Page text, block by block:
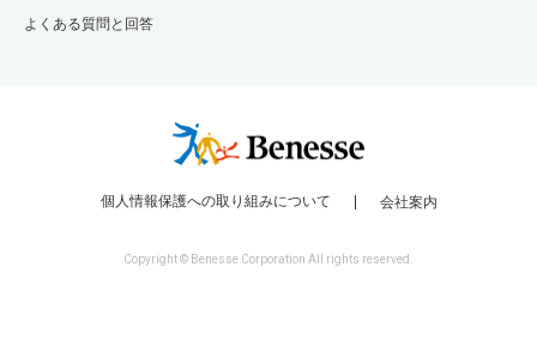
よくある質問と回答
個人情報保護への取り組みについて 会社案内
Copyright © Benesse Corporation All rights reserved.